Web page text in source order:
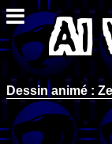
Dessin animé :